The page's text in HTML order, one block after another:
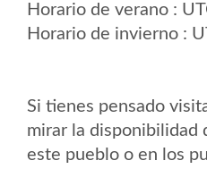
Horario de verano :
Horario de invierno :
Si tienes pensado
mirar la disponibilidad
este pueblo o en los